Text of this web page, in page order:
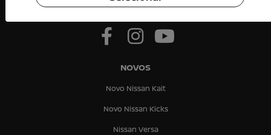
NOVOS
Novo Nissan Kait
Novo Nissan Kicks
Nissan Versa